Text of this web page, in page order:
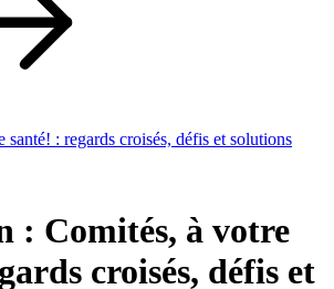
santé! : regards croisés, défis et solutions
: Comités, à votre
croisés, défis et